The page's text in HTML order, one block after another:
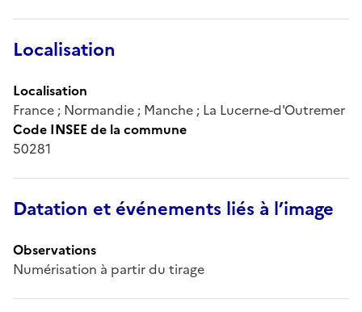
Localisation
Localisation
France ; Normandie ; Manche ; La Lucerne-d'Outremer
Code INSEE de la commune
50281
Datation et événements liés à l’image
Observations
Numérisation à partir du tirage